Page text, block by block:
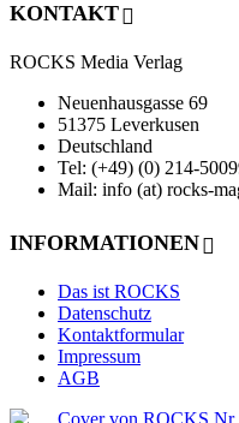
KONTAKT
ROCKS Media Verlag
Neuenhausgasse 69
51375 Leverkusen
Deutschland
Tel: (+49) (0) 214-
Mail: info (at) rocks-
INFORMATIONEN
Das ist ROCKS
Datenschutz
Kontaktformular
Impressum
AGB